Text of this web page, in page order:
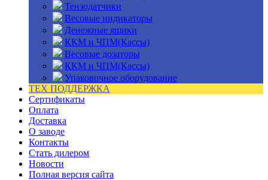
Тензодатчики
Весовые индикаторы
Денежные ящики
ККМ и ЧПМ(Кассы)
Весовые дозаторы
ККМ и ЧПМ(Кассы)
Упаковочное оборудование
ТЕХ ПОДДЕРЖКА
Сертификаты
Оплата
Доставка
О заводе
Контакты
Стать дилером
Новости
Полная версия сайта